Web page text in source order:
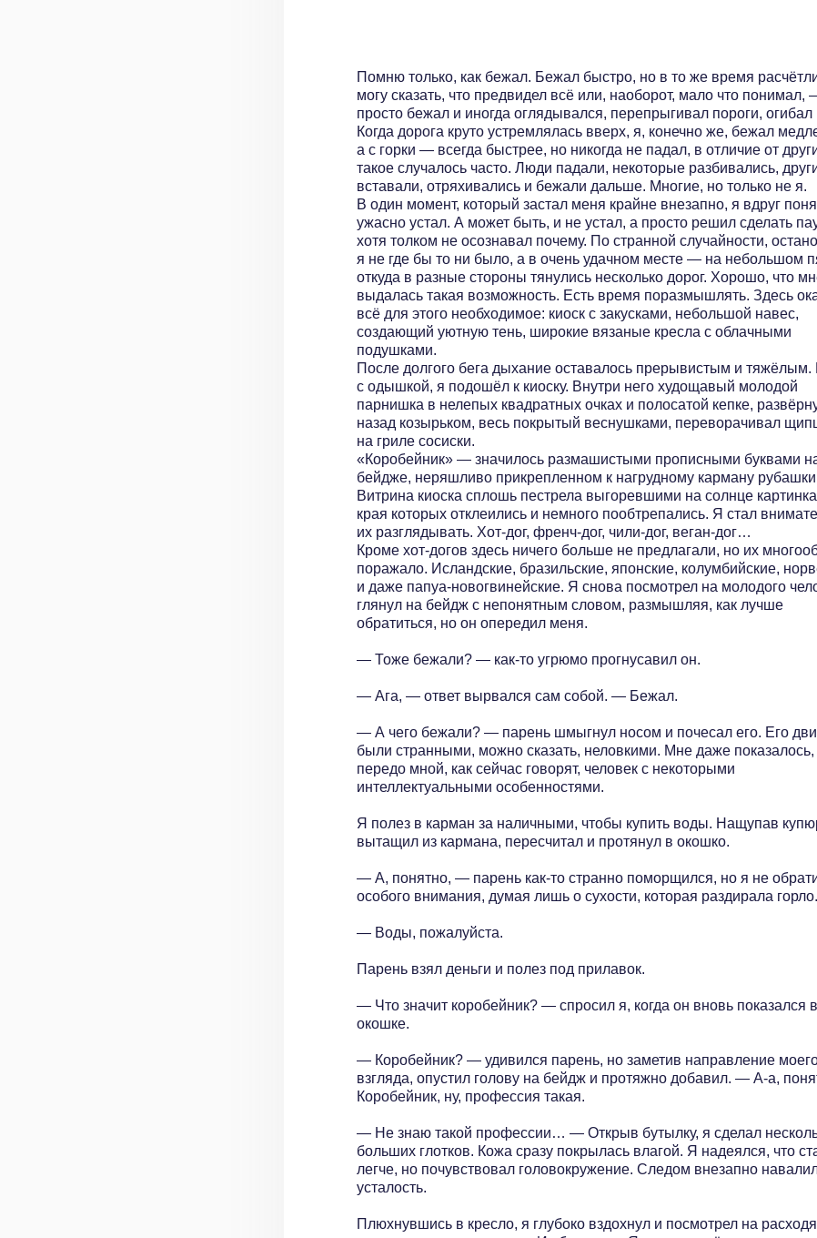
Помню только, как бежал. Бежал быстро, но в то же время
могу сказать, что предвидел всё или, наоборот, мало что понимал,
просто бежал и иногда оглядывался, перепрыгивал пороги, огибал
Когда дорога круто устремлялась вверх, я, конечно же, бежал
а с горки — всегда быстрее, но никогда не падал, в отличие от
такое случалось часто. Люди падали, некоторые разбивались,
вставали, отряхивались и бежали дальше. Многие, но только не я.
В один момент, который застал меня крайне внезапно, я вдруг
ужасно устал. А может быть, и не устал, а просто решил сделать
хотя толком не осознавал почему. По странной случайности,
я не где бы то ни было, а в очень удачном месте — на небольшом
откуда в разные стороны тянулись несколько дорог. Хорошо, что
выдалась такая возможность. Есть время поразмышлять. Здесь
всё для этого необходимое: киоск с закусками, небольшой навес,
создающий уютную тень, широкие вязаные кресла с облачными
подушками.
После долгого бега дыхание оставалось прерывистым и тяжёлым.
с одышкой, я подошёл к киоску. Внутри него худощавый молодой
парнишка в нелепых квадратных очках и полосатой кепке,
назад козырьком, весь покрытый веснушками, переворачивал
на гриле сосиски.
«Коробейник» — значилось размашистыми прописными буквами
бейдже, неряшливо прикрепленном к нагрудному карману
Витрина киоска сплошь пестрела выгоревшими на солнце
края которых отклеились и немного пообтрепались. Я стал
их разглядывать. Хот-дог, френч-дог, чили-дог, веган-дог…
Кроме хот-догов здесь ничего больше не предлагали, но их
поражало. Исландские, бразильские, японские, колумбийские,
и даже папуа-новогвинейские. Я снова посмотрел на молодого
глянул на бейдж с непонятным словом, размышляя, как лучше
обратиться, но он опередил меня.
— Тоже бежали? — как-то угрюмо прогнусавил он.
— Ага, — ответ вырвался сам собой. — Бежал.
— А чего бежали? — парень шмыгнул носом и почесал его. Его
были странными, можно сказать, неловкими. Мне даже показалось,
передо мной, как сейчас говорят, человек с некоторыми
интеллектуальными особенностями.
Я полез в карман за наличными, чтобы купить воды. Нащупав
вытащил из кармана, пересчитал и протянул в окошко.
— А, понятно, — парень как-то странно поморщился, но я не
особого внимания, думая лишь о сухости, которая раздирала горло.
— Воды, пожалуйста.
Парень взял деньги и полез под прилавок.
— Что значит коробейник? — спросил я, когда он вновь показался в
окошке.
— Коробейник? — удивился парень, но заметив направление
взгляда, опустил голову на бейдж и протяжно добавил. — А-а,
Коробейник, ну, профессия такая.
— Не знаю такой профессии… — Открыв бутылку, я сделал
больших глотков. Кожа сразу покрылась влагой. Я надеялся, что
легче, но почувствовал головокружение. Следом внезапно
усталость.
Плюхнувшись в кресло, я глубоко вздохнул и посмотрел на